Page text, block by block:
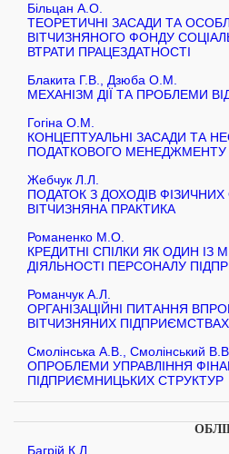
Більцан А.О.
ТЕОРЕТИЧНІ ЗАСАДИ ТА
ВІТЧИЗНЯНОГО ФОНДУ
ВТРАТИ ПРАЦЕЗДАТНОСТІ
Блакита Г.В., Дзюба О.М.
МЕХАНІЗМ ДІЇ ТА ПРОБЛЕМИ
Гогіна О.М.
КОНЦЕПТУАЛЬНІ ЗАСАДИ ТА
ПОДАТКОВОГО МЕНЕДЖМЕНТУ
Жебчук Л.Л.
ПОДАТОК З ДОХОДІВ
ВІТЧИЗНЯНА ПРАКТИКА
Романенко М.О.
КРЕДИТНІ СПІЛКИ ЯК ОДИН ІЗ
ДІЯЛЬНОСТІ ПЕРСОНАЛУ
Романчук А.Л.
ОРГАНІЗАЦІЙНІ ПИТАННЯ
ВІТЧИЗНЯНИХ ПІДПРИЄМСТВАХ
Смолінська А.В., Смолінський
ОПРОБЛЕМИ УПРАВЛІННЯ
ПІДПРИЄМНИЦЬКИХ СТРУКТУР
Багрій К.Л.